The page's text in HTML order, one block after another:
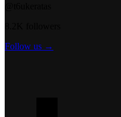
Follow us →